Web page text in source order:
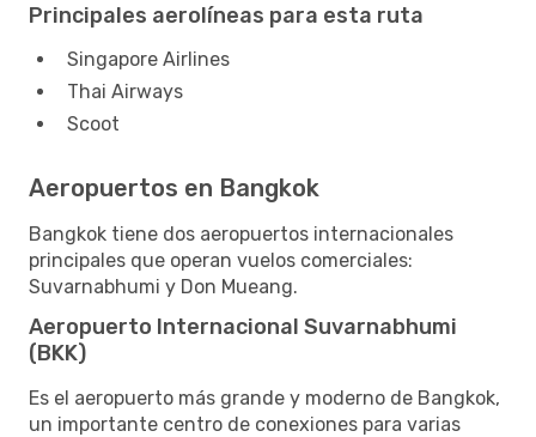
Principales aerolíneas para esta ruta
Singapore Airlines
Thai Airways
Scoot
Aeropuertos en Bangkok
Bangkok tiene dos aeropuertos internacionales
principales que operan vuelos comerciales:
Suvarnabhumi y Don Mueang.
Aeropuerto Internacional Suvarnabhumi
(BKK)
Es el aeropuerto más grande y moderno de Bangkok,
un importante centro de conexiones para varias